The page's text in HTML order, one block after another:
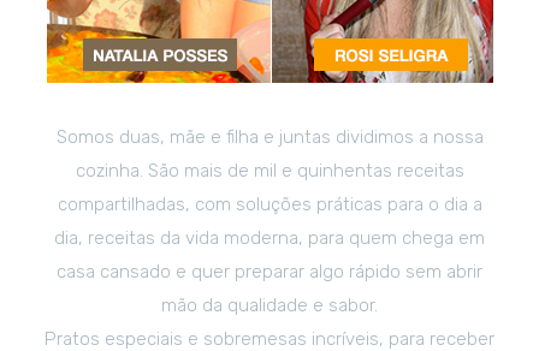
Somos duas, mãe e filha e juntas dividimos a nossa
cozinha. São mais de mil e quinhentas receitas
compartilhadas, com soluções práticas para o dia a
dia, receitas da vida moderna, para quem chega em
casa cansado e quer preparar algo rápido sem abrir
mão da qualidade e sabor.
Pratos especiais e sobremesas incríveis, para receber